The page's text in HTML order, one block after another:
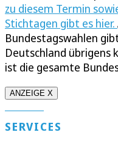
zu diesem Termin
Stichtagen gibt es hier.
Bundestagswahlen
Deutschland übrigens
ist die gesamte
ANZEIGE X
SERVICES